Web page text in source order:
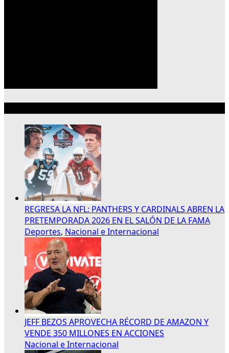
REGRESA LA NFL: PANTHERS Y CARDINALS ABREN LA
PRETEMPORADA 2026 EN EL SALÓN DE LA FAMA
Deportes, Nacional e Internacional
JEFF BEZOS APROVECHA RÉCORD DE AMAZON Y
VENDE 350 MILLONES EN ACCIONES
Nacional e Internacional